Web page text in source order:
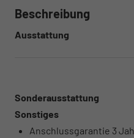
Beschreibung
Ausstattung
Sonderausstattung
Sonstiges
Anschlussgarantie 3